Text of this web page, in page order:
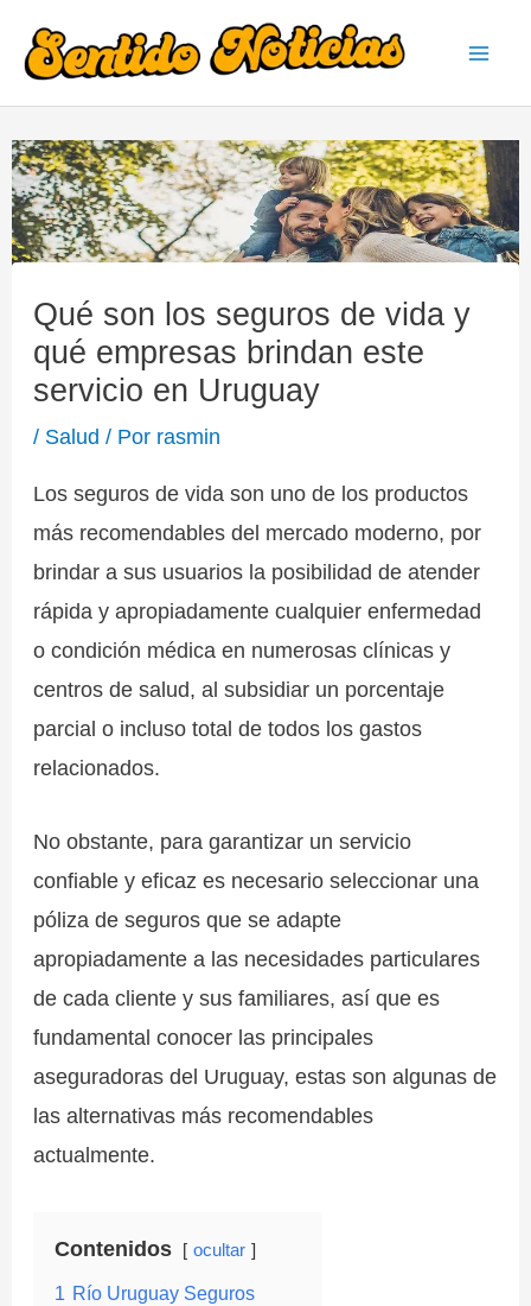
Qué son los seguros de vida y
qué empresas brindan este
servicio en Uruguay
/ Salud / Por rasmin
Los seguros de vida son uno de los productos
más recomendables del mercado moderno, por
brindar a sus usuarios la posibilidad de atender
rápida y apropiadamente cualquier enfermedad
o condición médica en numerosas clínicas y
centros de salud, al subsidiar un porcentaje
parcial o incluso total de todos los gastos
relacionados.
No obstante, para garantizar un servicio
confiable y eficaz es necesario seleccionar una
póliza de seguros que se adapte
apropiadamente a las necesidades particulares
de cada cliente y sus familiares, así que es
fundamental conocer las principales
aseguradoras del Uruguay, estas son algunas de
las alternativas más recomendables
actualmente.
Contenidos ocultar
1 Río Uruguay Seguros